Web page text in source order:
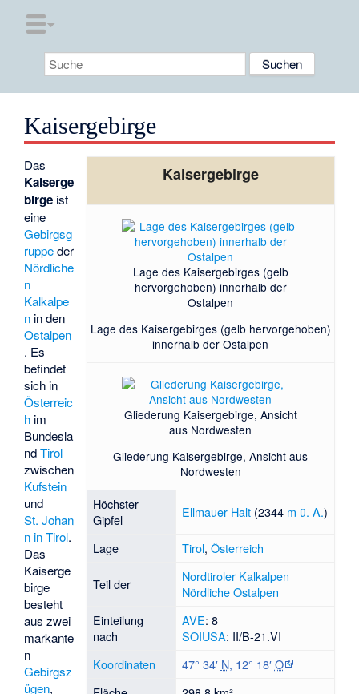
Kaisergebirge
Kaisergebirge
Lage des Kaisergebirges (gelb
hervorgehoben) innerhalb der
Ostalpen
Lage des Kaisergebirges (gelb hervorgehoben)
innerhalb der Ostalpen
Gliederung Kaisergebirge, Ansicht
aus Nordwesten
Gliederung Kaisergebirge, Ansicht aus
Nordwesten
Höchster
Gipfel
Ellmauer Halt(2344 m ü. A.)
Lage Tirol, Österreich
Teil der
Nordtiroler Kalkalpen
Nördliche Ostalpen
Einteilung
nach
AVE: 8
SOIUSA: II/B-21.VI
Koordinaten
47° 34′ N, 12° 18′O
Das
Kaiserge
birge ist
eine
Gebirgsg
ruppeder
Nördliche
n
Kalkalpe
n in den
Ostalpen
. Es
befindet
sich in
Österreic
h im
Bundesla
ndTirol
zwischen
Kufstein
und
St. Johan
n in Tirol.
Das
Kaiserge
birge
besteht
aus zwei
markante
n
Gebirgsz
ügen,